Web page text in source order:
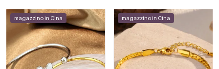
magazzino in Cina magazzino in Cina